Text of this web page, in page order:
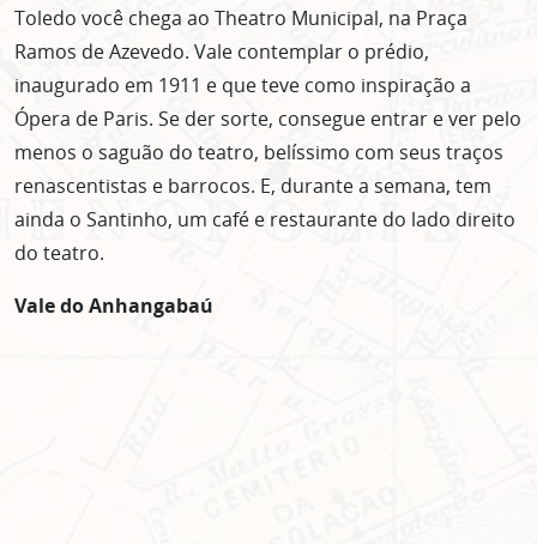
Toledo você chega ao Theatro Municipal, na Praça
Ramos de Azevedo. Vale contemplar o prédio,
inaugurado em 1911 e que teve como inspiração a
Ópera de Paris. Se der sorte, consegue entrar e ver pelo
menos o saguão do teatro, belíssimo com seus traços
renascentistas e barrocos. E, durante a semana, tem
ainda o Santinho, um café e restaurante do lado direito
do teatro.
Vale do Anhangabaú